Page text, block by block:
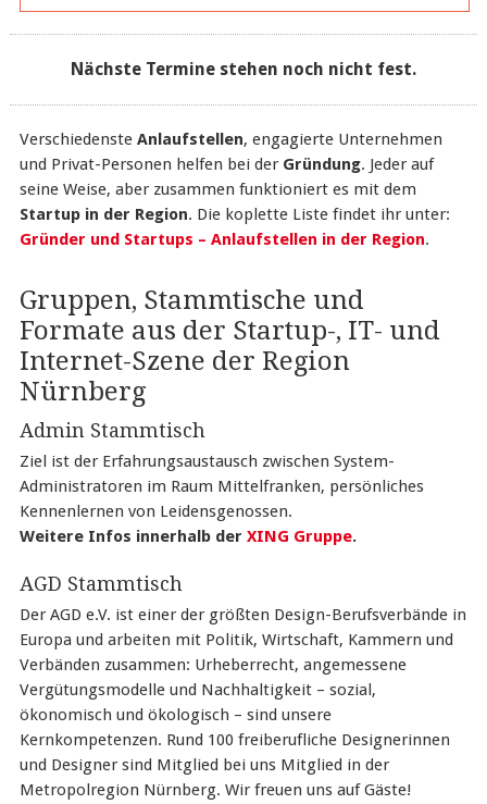
Nächste Termine stehen noch nicht fest.
Verschiedenste Anlaufstellen, engagierte Unternehmen
und Privat-Personen helfen bei der Gründung. Jeder auf
seine Weise, aber zusammen funktioniert es mit dem
Startup in der Region. Die koplette Liste findet ihr unter:
Gründer und Startups – Anlaufstellen in der Region.
Gruppen, Stammtische und
Formate aus der Startup-, IT- und
Internet-Szene der Region
Nürnberg
Admin Stammtisch
Ziel ist der Erfahrungsaustausch zwischen System-
Administratoren im Raum Mittelfranken, persönliches
Kennenlernen von Leidensgenossen.
Weitere Infos innerhalb der XING Gruppe.
AGD Stammtisch
Der AGD e.V. ist einer der größten Design-Berufsverbände in
Europa und arbeiten mit Politik, Wirtschaft, Kammern und
Verbänden zusammen: Urheberrecht, angemessene
Vergütungsmodelle und Nachhaltigkeit – sozial,
ökonomisch und ökologisch – sind unsere
Kernkompetenzen. Rund 100 freiberufliche Designerinnen
und Designer sind Mitglied bei uns Mitglied in der
Metropolregion Nürnberg. Wir freuen uns auf Gäste!